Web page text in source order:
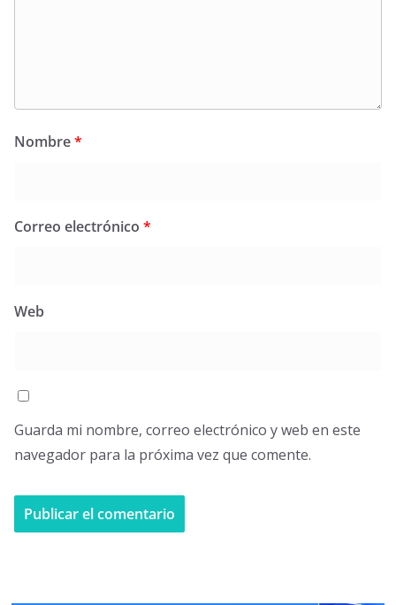
Nombre*
Correo electrónico *
Web
Guarda mi nombre, correo electrónico y web en este
navegador para la próxima vez que comente.